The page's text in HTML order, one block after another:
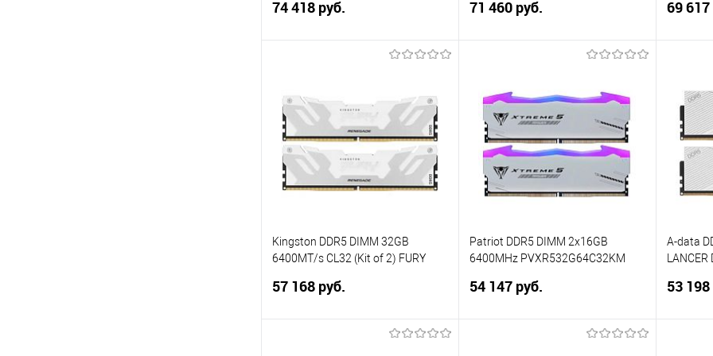
dual rank
74 418 руб.
Купить в 1 клик
Сравнение
В избранное
71 460 руб.
Купить в 1 клик
В избранное
69 617
В
Kingston DDR5 DIMM 32GB
6400MT/s CL32 (Kit of 2) FURY
57 168 руб.
Patriot DDR5 DIMM 2x16GB
6400MHz PVXR532G64C32KM
PC5-51200 CL32 288-pin 1.4В с
54 147 руб.
A-data
1.35V
53 198